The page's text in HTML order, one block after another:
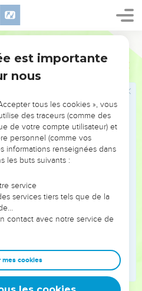
sens.
avaient une grande
mari. Elle n'entrevoit pas même
du roi qui a accordé à
Le gibet doit être
puisse y être pendu
en allant dîner n'ait plus
à tous les yeux. C'est peut-
nous apparaît le plus
une victoire : Esther n'a pas été
encore dans les mains des
de ceux-ci et l'orgueil
Heureusement que dans ce qui
se fairesentir, comme on l'a
est importante
nous
tous les cookies », vous
des traceurs (comme des
de votre compte utilisateur) et
personnel (comme vos
informations renseignées dans
les buts suivants :
service
services tiers tels que de la
contact avec notre service de
mes cookies